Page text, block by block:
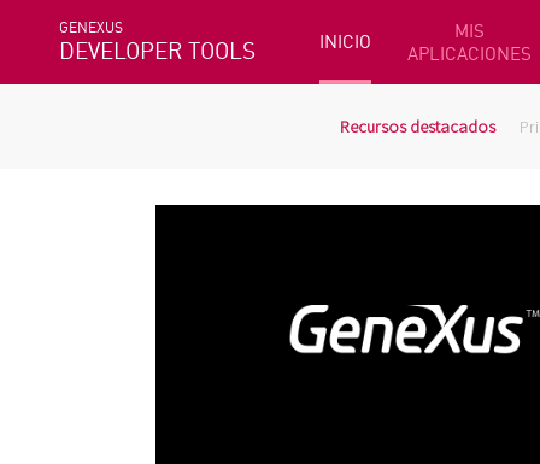
GENEXUS
DEVELOPER TOOLS INICIO
MIS
APLICACIONES
Recursos destacados